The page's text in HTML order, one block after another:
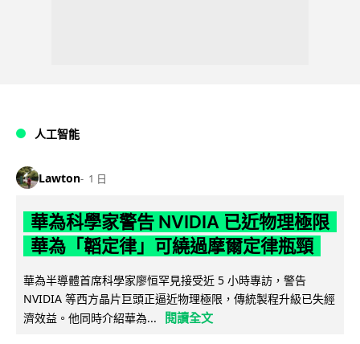
人工智能
Lawton 1 日
華為科學家警告 NVIDIA 已近物理極限
華為「韜定律」可繞過摩爾定律瓶頸
華為半導體首席科學家廖恒罕見接受近 5 小時專訪，警告
NVIDIA 等西方晶片巨頭正逼近物理極限，傳統製程升級已失經
濟效益。他同時介紹華為...
閱讀全文